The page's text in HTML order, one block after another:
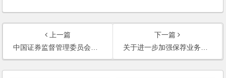
上一篇
中国证券监督管理委员会行政许可实施程序规定
下一篇
关于进一步加强保荐业务监管有关问题的意见